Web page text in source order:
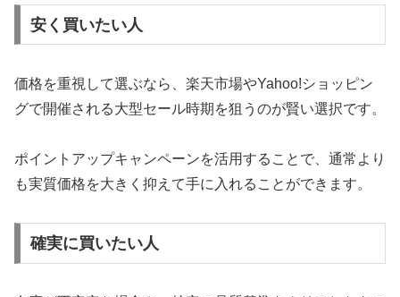
安く買いたい人
価格を重視して選ぶなら、楽天市場やYahoo!ショッピン
グで開催される大型セール時期を狙うのが賢い選択です。
ポイントアップキャンペーンを活用することで、通常より
も実質価格を大きく抑えて手に入れることができます。
確実に買いたい人